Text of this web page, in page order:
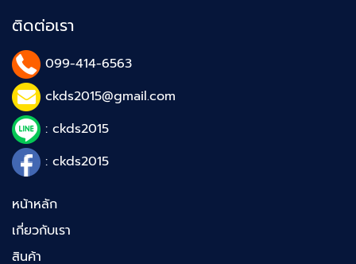
ติดต่อเรา
099-414-6563
ckds2015@gmail.com
: ckds2015
: ckds2015
หน้าหลัก
เกี่ยวกับเรา
สินค้า